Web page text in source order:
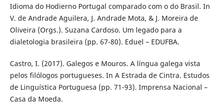
Idioma do Hodierno Portugal comparado com o do Brasil. In
V. de Andrade Aguilera, J. Andrade Mota, & J. Moreira de
Oliveira (Orgs.). Suzana Cardoso. Um legado para a
dialetologia brasileira (pp. 67-80). Eduel – EDUFBA.
Castro, I. (2017). Galegos e Mouros. A língua galega vista
pelos filólogos portugueses. In A Estrada de Cintra. Estudos
de Linguística Portuguesa (pp. 71-93). Imprensa Nacional –
Casa da Moeda.